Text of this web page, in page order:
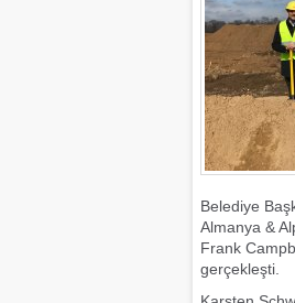
Belediye
Almanya &
Frank
gerçekleşti.